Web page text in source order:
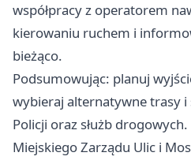
współpracy z operatorem
kierowaniu ruchem i
bieżąco.
Podsumowując: planuj
wybieraj alternatywne trasy i
Policji oraz służb
Miejskiego Zarządu Ulic i